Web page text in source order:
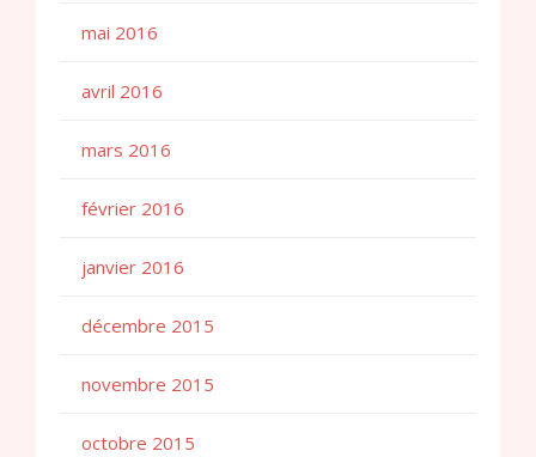
mai 2016
avril 2016
mars 2016
février 2016
janvier 2016
décembre 2015
novembre 2015
octobre 2015